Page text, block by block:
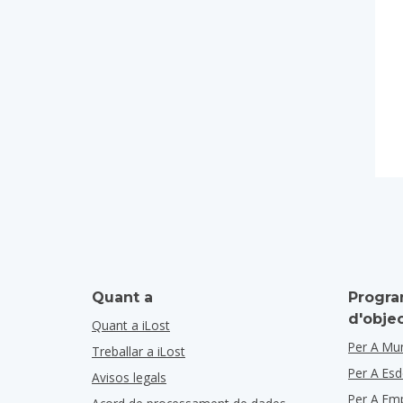
Quant a
Quant a iLost
Treballar a iLost
Avisos legals
Per A
Per A
Per A